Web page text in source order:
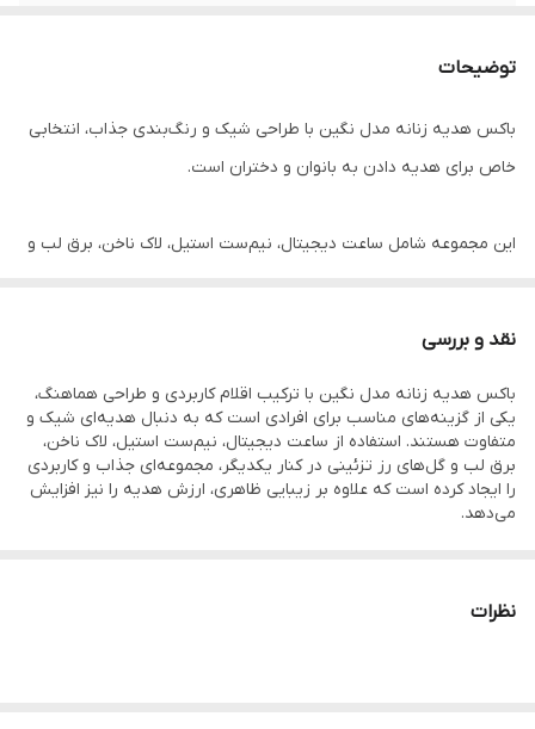
توضیحات
باکس هدیه زنانه مدل نگین با طراحی شیک و رنگ‌بندی جذاب، انتخابی
خاص برای هدیه دادن به بانوان و دختران است.
این مجموعه شامل ساعت دیجیتال، نیم‌ست استیل، لاک ناخن، برق لب و
ترکیب اقلام کاربردی در کنار طراحی چشم‌نواز، این محصول را به هدیه‌ای
ارزشمند برای مناسبت‌های مختلف تبدیل کرده است.
باکس هدیه بدون نیاز به بسته‌بندی مجدد، آماده تقدیم به عزیزان شما
این محصول برای تولد، روز زن، روز دختر، ولنتاین، سالگرد و سایر
نقد و بررسی
باکس هدیه زنانه مدل نگین با ترکیب اقلام کاربردی و طراحی هماهنگ،
یکی از گزینه‌های مناسب برای افرادی است که به دنبال هدیه‌ای شیک و
متفاوت هستند. استفاده از ساعت دیجیتال، نیم‌ست استیل، لاک ناخن،
برق لب و گل‌های رز تزئینی در کنار یکدیگر، مجموعه‌ای جذاب و کاربردی
را ایجاد کرده است که علاوه بر زیبایی ظاهری، ارزش هدیه را نیز افزایش
می‌دهد.
هدیه به مخاطب منتقل شود. طراحی این مجموعه به گونه‌ای است که
نظرات